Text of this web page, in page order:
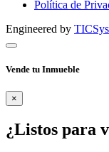
Política de
Engineered by
Vende tu Inmueble
×
¿Listos para